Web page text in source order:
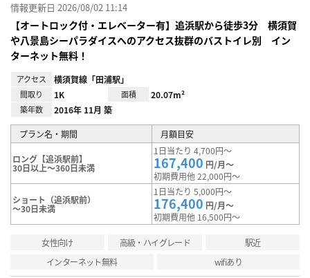
情報更新日 2026/08/02 11:14
【オートロック付・エレベーター有】追浜駅から徒歩3分 横須賀
や八景島シーパラダイスへのアクセス抜群のバストイレ別 イン
ターネット無料！
アクセス 横須賀線「田浦駅」
間取り 1K 面積 20.07m²
築年数 2016年 11月 築
プラン名・期間 月額目安
ロング【追浜駅前】
30日以上～360日未満
1日当たり 4,700円～
167,400 円/月～
初期費用他 22,000円～
ショート（追浜駅前）
～30日未満
1日当たり 5,000円～
176,400 円/月～
初期費用他 16,500円～
女性向け 高級・ハイグレード
駅近
インターネット無料
wifiあり